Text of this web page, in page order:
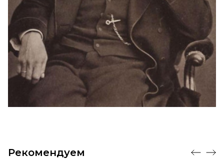
Рекомендуем